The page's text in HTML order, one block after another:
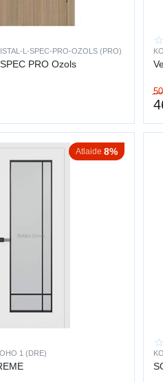
L-SPEC-PRO-OZOLS (PRO)
PRO Ozols
Atlaide 8%
1 (DRE)